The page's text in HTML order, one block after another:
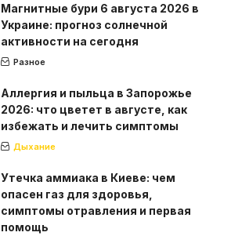
Магнитные бури 6 августа 2026 в
Украине: прогноз солнечной
активности на сегодня
Разное
Аллергия и пыльца в Запорожье
2026: что цветет в августе, как
избежать и лечить симптомы
Дыхание
Утечка аммиака в Киеве: чем
опасен газ для здоровья,
симптомы отравления и первая
помощь